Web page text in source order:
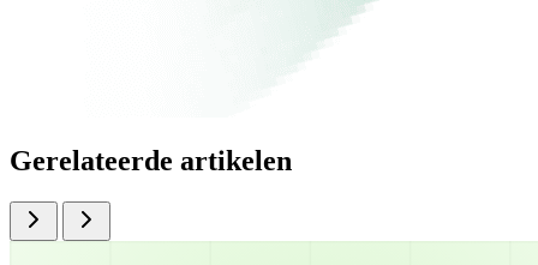
Gerelateerde artikelen